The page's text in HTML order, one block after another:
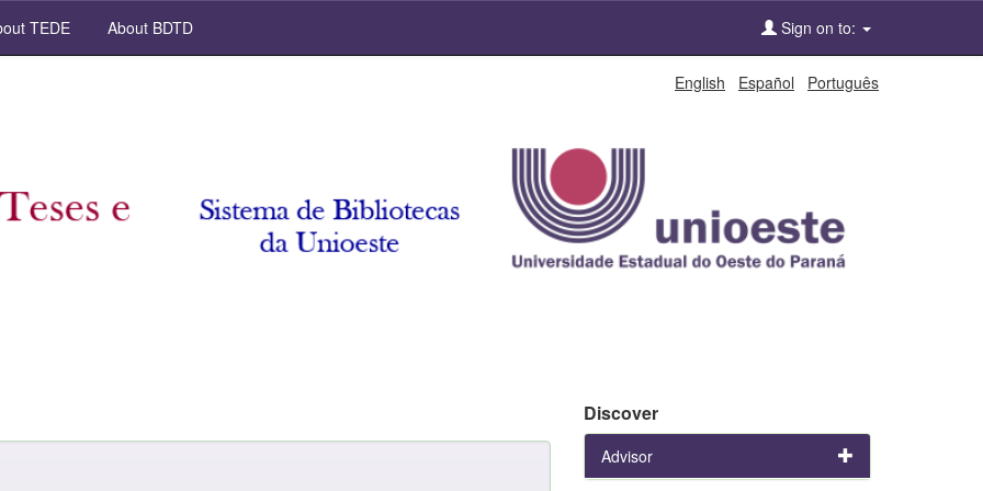
TEDE About BDTD Sign on to:
English Español Português
Discover
Advisor